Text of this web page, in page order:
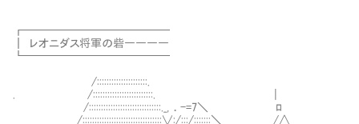
┏━━━━━━━━━━━━━
┃ レオニダス将軍の砦――――
┗━━━━━━━━━────
/:::::::::::::::::::::.
. /:::::::::::::::::::::::::. |
/::::::::::::::::::::::::::::::._,
/:::::::::::::::::::::::::::::::::∨:/:::/:::::::